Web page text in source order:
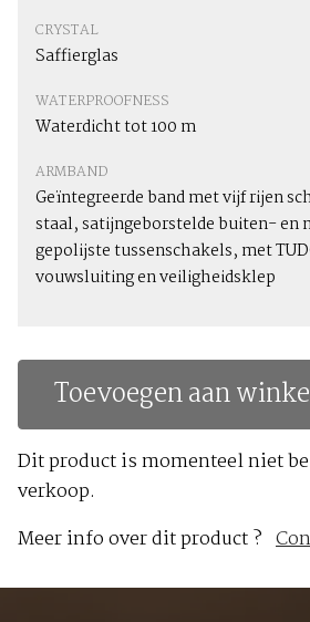
CRYSTAL
Saffierglas
WATERPROOFNESS
Waterdicht tot 100 m
ARMBAND
Geïntegreerde band met vijf rijen
staal, satijngeborstelde buiten- en
gepolijste tussenschakels, met
vouwsluiting en veiligheidsklep
Toevoegen aan
Dit product is momenteel niet
verkoop.
Meer info over dit product ?